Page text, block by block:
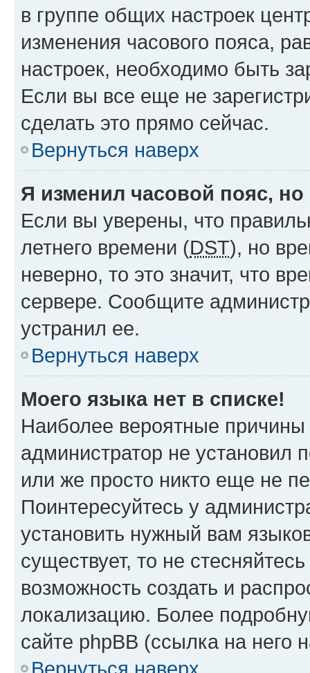
в группе общих настроек
изменения часового пояса,
настроек, необходимо быть
Если вы все еще не
сделать это прямо сейчас.
Вернуться наверх
Я изменил часовой пояс,
Если вы уверены, что
летнего времени (DST), но
неверно, то это значит, что
сервере. Сообщите
устранил ее.
Вернуться наверх
Моего языка нет в списке!
Наиболее вероятные причины
администратор не установил
или же просто никто еще не
Поинтересуйтесь у
установить нужный вам
существует, то не
возможность создать и
локализацию. Более
сайте phpBB (ссылка на него
Вернуться наверх